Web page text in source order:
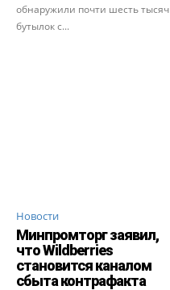
обнаружили почти шесть тысяч
бутылок с...
Новости
Минпромторг заявил,
что Wildberries
становится каналом
сбыта контрафакта